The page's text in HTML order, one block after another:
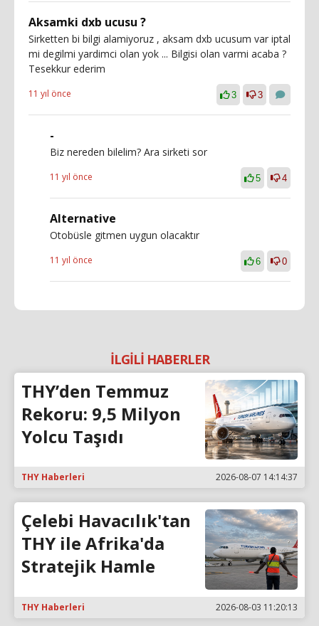
Aksamki dxb ucusu ?
Sirketten bi bilgi alamiyoruz , aksam dxb ucusum var iptal
mi degilmi yardimci olan yok ... Bilgisi olan varmi acaba ?
Tesekkur ederim
11 yıl önce 3 3
-
Biz nereden bilelim? Ara sirketi sor
11 yıl önce 5 4
Alternative
Otobüsle gitmen uygun olacaktır
11 yıl önce 6 0
İLGİLİ HABERLER
THY’den Temmuz
Rekoru: 9,5 Milyon
Yolcu Taşıdı
THY Haberleri 2026-08-07 14:14:37
Çelebi Havacılık'tan
THY ile Afrika'da
Stratejik Hamle
THY Haberleri 2026-08-03 11:20:13